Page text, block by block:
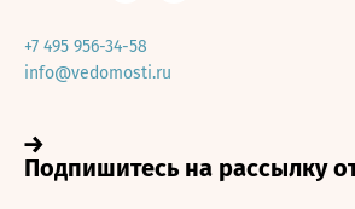
+7 495 956-34-58
info@vedomosti.ru